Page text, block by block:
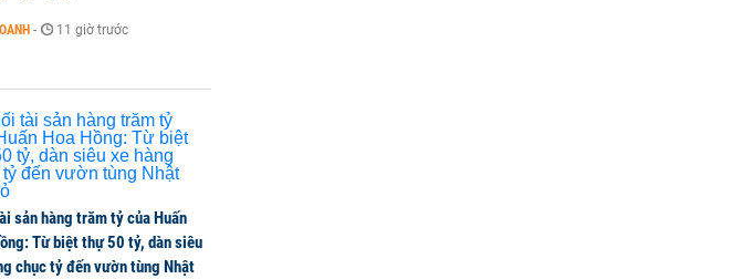
- 11 giờ trước
sản hàng trăm tỷ của Huấn
Từ biệt thự 50 tỷ, dàn siêu
chục tỷ đến vườn tùng Nhật